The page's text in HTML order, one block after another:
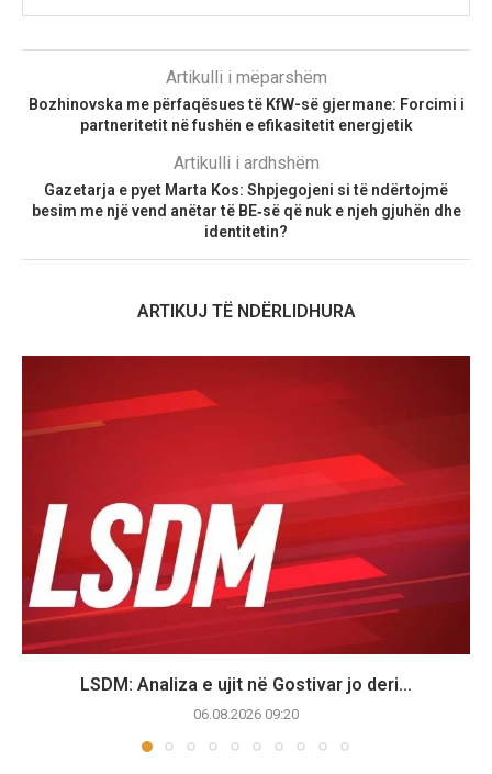
Artikulli i mëparshëm
Bozhinovska me përfaqësues të KfW-së gjermane: Forcimi i
partneritetit në fushën e efikasitetit energjetik
Artikulli i ardhshëm
Gazetarja e pyet Marta Kos: Shpjegojeni si të ndërtojmë
besim me një vend anëtar të BE‑së që nuk e njeh gjuhën dhe
identitetin?
ARTIKUJ TË NDËRLIDHURA
LSDM: Analiza e ujit në Gostivar jo deri...
06.08.2026 09:20